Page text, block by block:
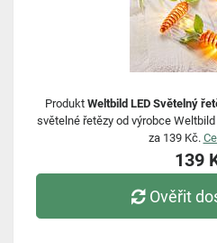
Produkt Weltbild LED Světelný
světelné řetězy od výrobce
za 139 Kč.
139
Ověřit